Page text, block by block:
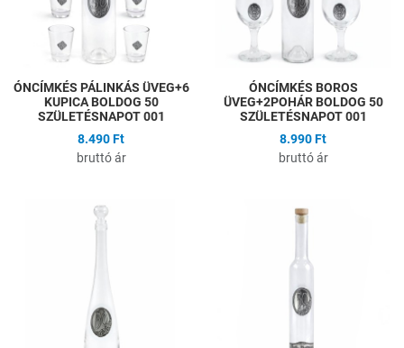
ÓNCÍMKÉS PÁLINKÁS ÜVEG+6
KUPICA BOLDOG 50
SZÜLETÉSNAPOT 001
8.490 Ft
bruttó ár
ÓNCÍMKÉS BOROS
ÜVEG+2POHÁR BOLDOG 50
SZÜLETÉSNAPOT 001
8.990 Ft
bruttó ár
Hozzáadás a kívánságlistához